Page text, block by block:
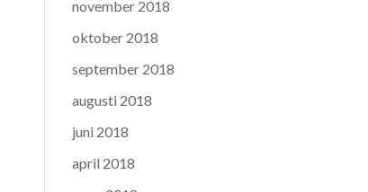
november 2018
oktober 2018
september 2018
augusti 2018
juni 2018
april 2018